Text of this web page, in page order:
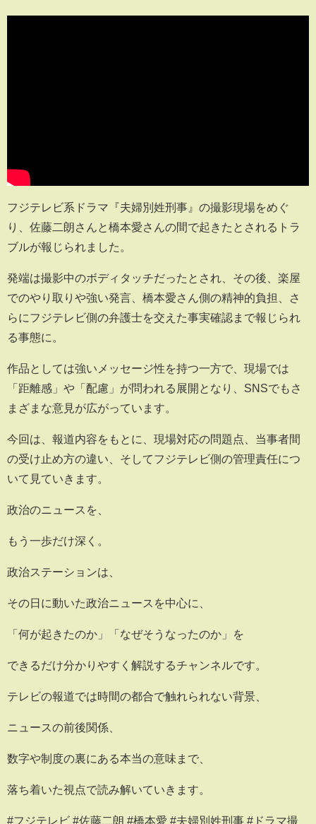
フジテレビ系ドラマ『夫婦別姓刑事』の撮影現場をめぐ
り、佐藤二朗さんと橋本愛さんの間で起きたとされるトラ
ブルが報じられました。
発端は撮影中のボディタッチだったとされ、その後、楽屋
でのやり取りや強い発言、橋本愛さん側の精神的負担、さ
らにフジテレビ側の弁護士を交えた事実確認まで報じられ
る事態に。
作品としては強いメッセージ性を持つ一方で、現場では
「距離感」や「配慮」が問われる展開となり、SNSでもさ
まざまな意見が広がっています。
今回は、報道内容をもとに、現場対応の問題点、当事者間
の受け止め方の違い、そしてフジテレビ側の管理責任につ
いて見ていきます。
政治のニュースを、
もう一歩だけ深く。
政治ステーションは、
その日に動いた政治ニュースを中心に、
「何が起きたのか」「なぜそうなったのか」を
できるだけ分かりやすく解説するチャンネルです。
テレビの報道では時間の都合で触れられない背景、
ニュースの前後関係、
数字や制度の裏にある本当の意味まで、
落ち着いた視点で読み解いていきます。
#フジテレビ #佐藤二朗 #橋本愛 #夫婦別姓刑事 #ドラマ撮